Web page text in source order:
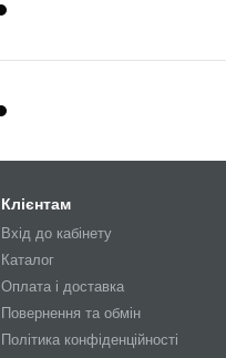
Клієнтам
Вхід до кабінету
Каталог
Оплата і доставка
Повернення та обмін
Політика конфіденційності